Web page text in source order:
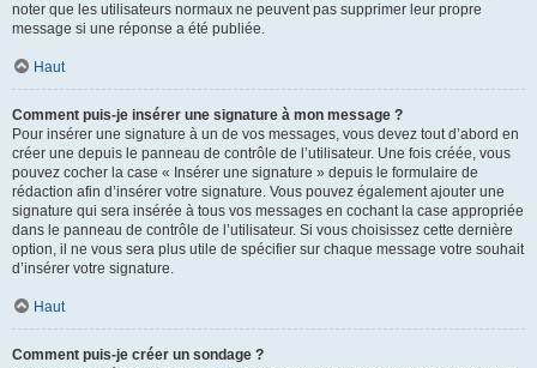
noter que les utilisateurs normaux ne peuvent pas supprimer leur propre
message si une réponse a été publiée.
Haut
Comment puis-je insérer une signature à mon message ?
Pour insérer une signature à un de vos messages, vous devez tout d’abord en
créer une depuis le panneau de contrôle de l’utilisateur. Une fois créée, vous
pouvez cocher la case « Insérer une signature » depuis le formulaire de
rédaction afin d’insérer votre signature. Vous pouvez également ajouter une
signature qui sera insérée à tous vos messages en cochant la case appropriée
dans le panneau de contrôle de l’utilisateur. Si vous choisissez cette dernière
option, il ne vous sera plus utile de spécifier sur chaque message votre souhait
d’insérer votre signature.
Haut
Comment puis-je créer un sondage ?